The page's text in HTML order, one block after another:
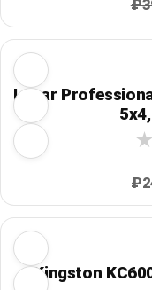
Lexar
Kingston